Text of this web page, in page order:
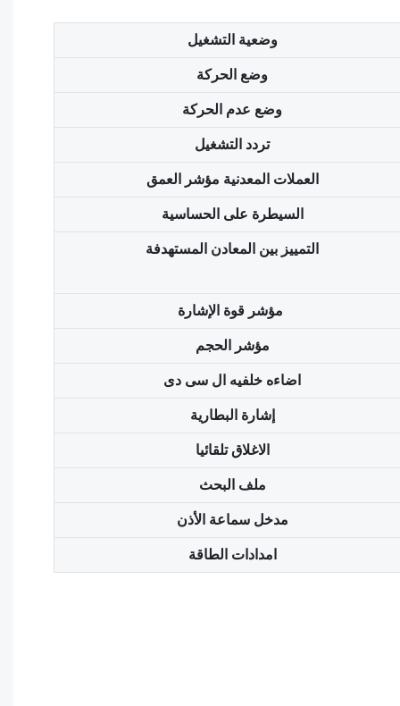
وضعية التشغيل
وضع الحركة
وضع عدم الحركة
تردد التشغيل
العملات المعدنية مؤشر العمق
السيطرة على الحساسية
التمييز بين المعادن المستهدفة
مؤشر الحجم
اضاءه خلفيه ال سى دى
إشارة البطارية
الاغلاق تلقائيا
ملف البحث
مدخل سماعة الأذن
امدادات الطاقة